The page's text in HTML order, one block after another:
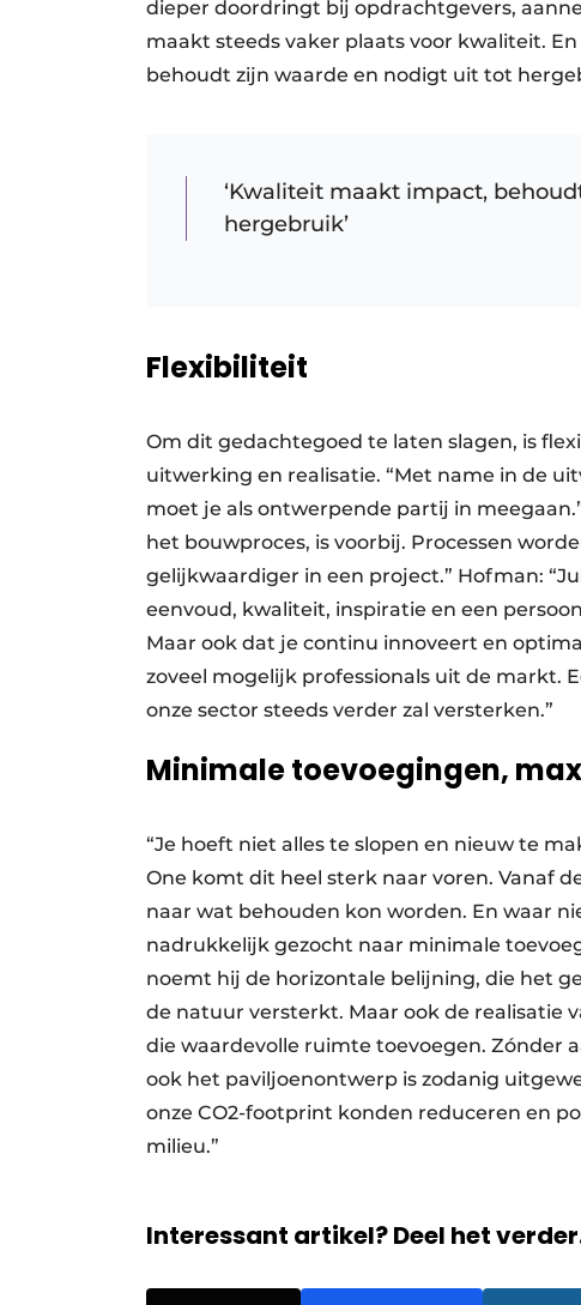
dieper doordringt bij opdrachtgevers,
maakt steeds vaker plaats voor kwaliteit.
behoudt zijn waarde en nodigt uit tot
‘Kwaliteit maakt impact,
hergebruik’
Flexibiliteit
Om dit gedachtegoed te laten slagen, is
uitwerking en realisatie. “Met name in de
moet je als ontwerpende partij in
het bouwproces, is voorbij. Processen
gelijkwaardiger in een project.” Hofman:
eenvoud, kwaliteit, inspiratie en een
Maar ook dat je continu innoveert en
zoveel mogelijk professionals uit de markt.
onze sector steeds verder zal versterken.”
Minimale toevoegingen,
“Je hoeft niet alles te slopen en nieuw te
One komt dit heel sterk naar voren. Vanaf
naar wat behouden kon worden. En waar
nadrukkelijk gezocht naar minimale
noemt hij de horizontale belijning, die het
de natuur versterkt. Maar ook de realisatie
die waardevolle ruimte toevoegen. Zónder
ook het paviljoenontwerp is zodanig
onze CO2-footprint konden reduceren en
milieu.”
Interessant artikel? Deel het